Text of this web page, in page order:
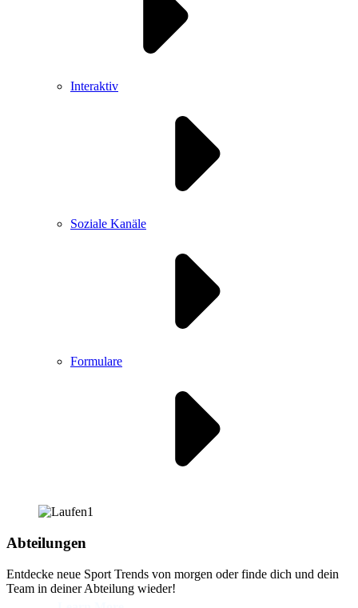
Interaktiv
Soziale Kanäle
Formulare
Abteilungen
Entdecke neue Sport Trends von morgen oder finde dich und dein
Team in deiner Abteilung wieder!